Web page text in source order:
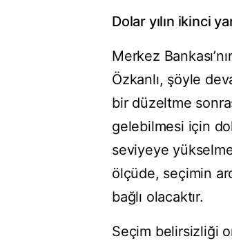
Dolar yılın ikinci
Merkez
Özkanlı, şöyle
bir düzeltme
gelebilmesi için
seviyeye
ölçüde, seçimin
bağlı olacaktır.
Seçim belirsizliği